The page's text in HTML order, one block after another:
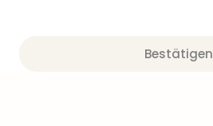
Bestätigen